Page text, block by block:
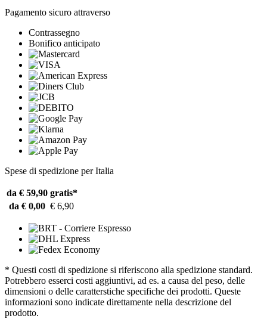
Pagamento sicuro attraverso
Contrassegno
Bonifico anticipato
Spese di spedizione per Italia
da € 59,90 gratis*
da € 0,00 € 6,90
* Questi costi di spedizione si riferiscono alla spedizione standard.
Potrebbero esserci costi aggiuntivi, ad es. a causa del peso, delle
dimensioni o delle caratterstiche specifiche dei prodotti. Queste
informazioni sono indicate direttamente nella descrizione del
prodotto.